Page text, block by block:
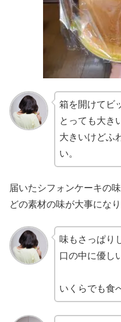
箱を開けてビ
とっても大き
大きいけどふ
い。
届いたシフォンケーキの
どの素材の味が大事になり
味もさっぱり
口の中に優し
いくらでも食